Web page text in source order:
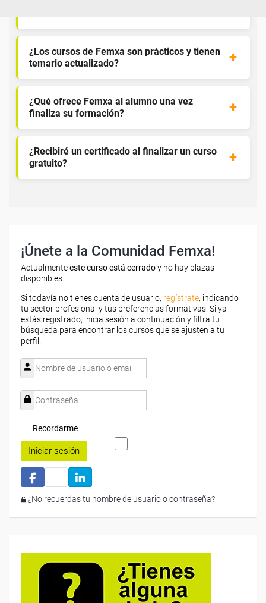
¿Los cursos de Femxa son prácticos y tienen
temario actualizado?
¿Qué ofrece Femxa al alumno una vez
finaliza su formación?
¿Recibiré un certificado al finalizar un curso
gratuito?
¡Únete a la Comunidad Femxa!
Actualmenteeste curso está cerradoy no hay plazas
disponibles.
Si todavía no tienes cuenta de usuario, regístrate, indicando
tu sector profesional y tus preferencias formativas. Si ya
estás registrado, inicia sesión a continuación y filtra tu
búsqueda para encontrar los cursos que se ajusten a tu
perfil.
Recordarme
Iniciar sesión
¿No recuerdas tu nombre de usuario o contraseña?